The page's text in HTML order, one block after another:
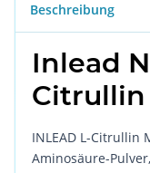
Beschreibung
Inlead
Citrullin
INLEAD L-Citrullin
Aminosäure-